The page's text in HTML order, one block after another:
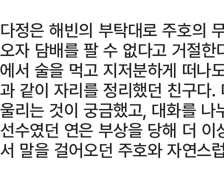
다정은 해빈의 부탁대로 주호의
오자 담배를 팔 수 없다고 거절
에서 술을 먹고 지저분하게 떠나
과 같이 자리를 정리했던 친구다
울리는 것이 궁금했고, 대화를
선수였던 연은 부상을 당해 더
서 말을 걸어오던 주호와 자연스